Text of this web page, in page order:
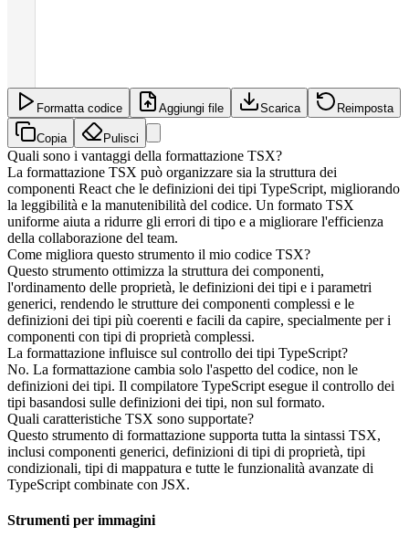
Formatta codice Aggiungi file Scarica Reimposta
Copia Pulisci
Quali sono i vantaggi della formattazione TSX?
La formattazione TSX può organizzare sia la struttura dei
componenti React che le definizioni dei tipi TypeScript, migliorando
la leggibilità e la manutenibilità del codice. Un formato TSX
uniforme aiuta a ridurre gli errori di tipo e a migliorare l'efficienza
della collaborazione del team.
Come migliora questo strumento il mio codice TSX?
Questo strumento ottimizza la struttura dei componenti,
l'ordinamento delle proprietà, le definizioni dei tipi e i parametri
generici, rendendo le strutture dei componenti complessi e le
definizioni dei tipi più coerenti e facili da capire, specialmente per i
componenti con tipi di proprietà complessi.
La formattazione influisce sul controllo dei tipi TypeScript?
No. La formattazione cambia solo l'aspetto del codice, non le
definizioni dei tipi. Il compilatore TypeScript esegue il controllo dei
tipi basandosi sulle definizioni dei tipi, non sul formato.
Quali caratteristiche TSX sono supportate?
Questo strumento di formattazione supporta tutta la sintassi TSX,
inclusi componenti generici, definizioni di tipi di proprietà, tipi
condizionali, tipi di mappatura e tutte le funzionalità avanzate di
TypeScript combinate con JSX.
Strumenti per immagini